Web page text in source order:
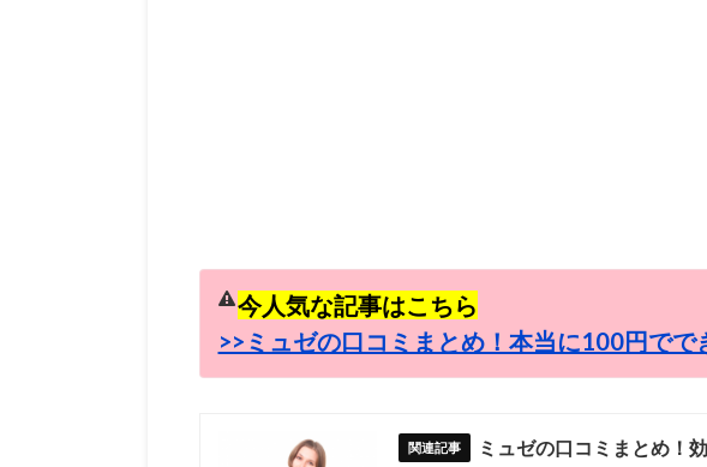
今人気な記事はこちら
>>ミュゼの口コミまとめ！本当に100円でで
ミュゼの口コミまとめ！